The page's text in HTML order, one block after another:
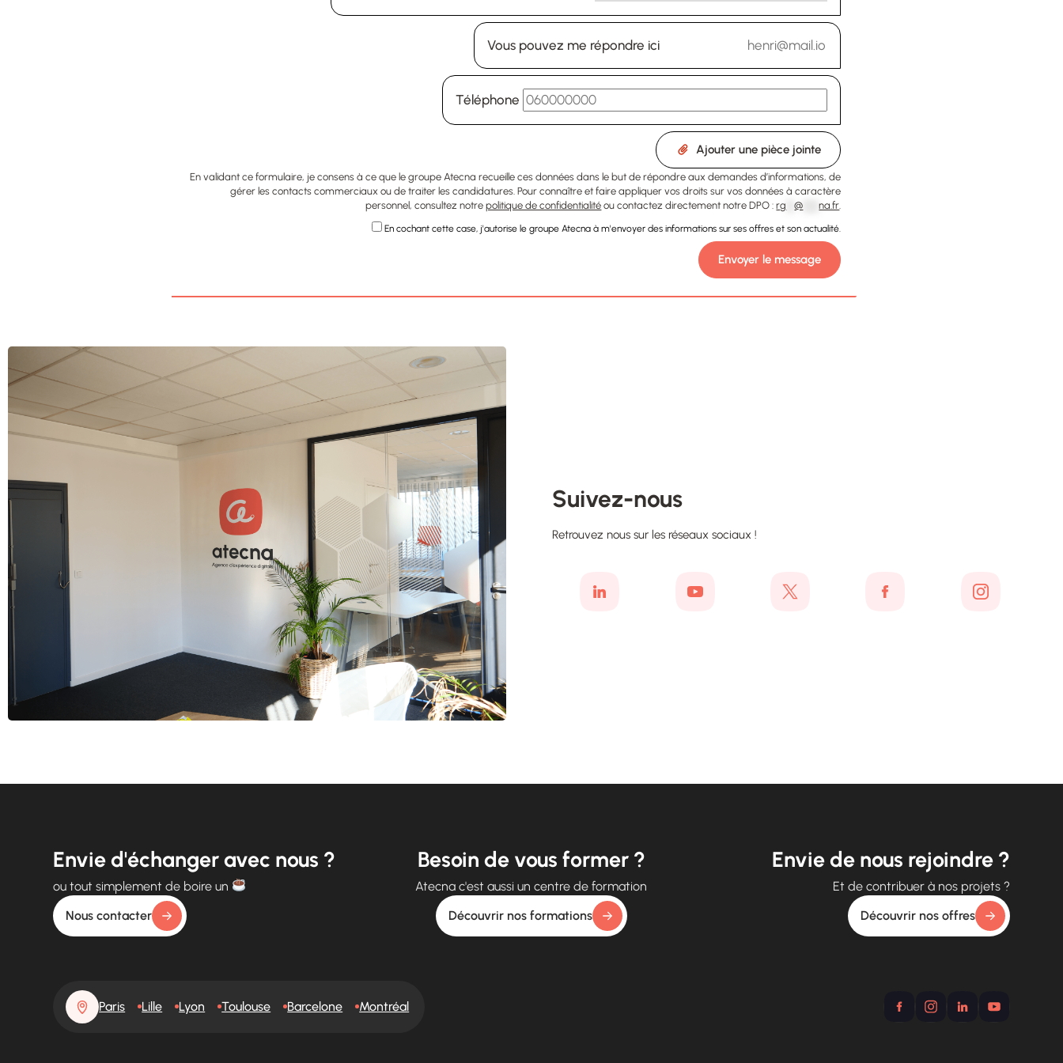
Vous pouvez me répondre ici
Téléphone
Ajouter une pièce jointe
En validant ce formulaire, je consens à ce que le groupe Atecna recueille ces données dans le but de répondre aux demandes d’informations, de
gérer les contacts commerciaux ou de traiter les candidatures. Pour connaître et faire appliquer vos droits sur vos données à caractère
personnel, consultez notrepolitique de confidentialité ou contactez directement notre DPO :rg **@ ****na.fr.
En cochant cette case, j'autorise le groupe Atecna à m'envoyer des informations sur ses offres et son actualité.
Suivez-nous
Retrouvez nous sur les réseaux sociaux !
Envie d'échanger avec nous ?
ou tout simplement de boire un
Nous contacter
Besoin de vous former ?
Atecna c'est aussi un centre de formation
Découvrir nos formations
Envie de nous rejoindre ?
Et de contribuer à nos projets ?
Découvrir nos offres
Paris Lille Lyon Toulouse Barcelone Montréal